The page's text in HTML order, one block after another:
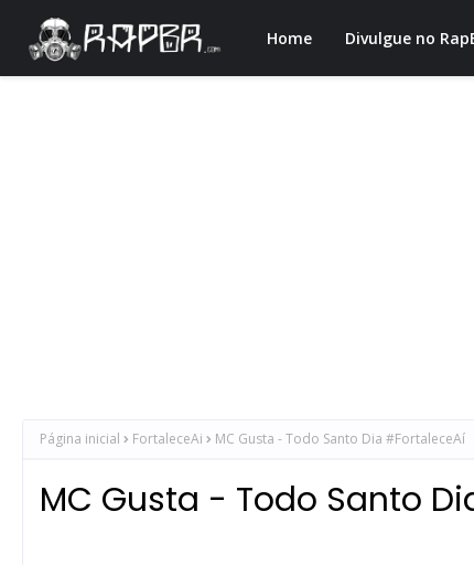
Home Divulgue no
Página inicial FortaleceAi MC Gusta - Todo Santo Dia #FortaleceAí
MC Gusta - Todo Santo